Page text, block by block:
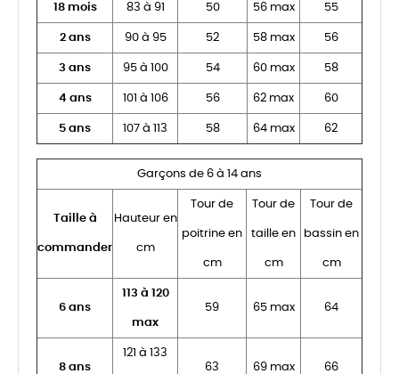
18 mois 83 à 91 50 56 max 55
2 ans 90 à 95 52 58 max 56
3 ans 95 à 100 54 60 max 58
4 ans 101 à 106 56 62 max 60
5 ans 107 à 113 58 64 max 62
Garçons de 6 à 14 ans
Taille à
commander
Hauteur en
cm
Tour de
poitrine en
cm
Tour de
taille en
cm
Tour de
bassin en
cm
6 ans
113 à 120
max
59 65 max 64
8 ans
121 à 133
63 69 max 66